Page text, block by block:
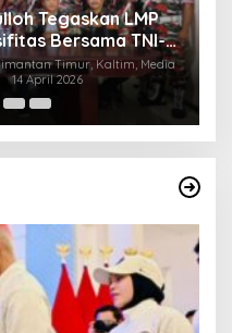
Tegaskan LMP
Bersama TNI-
Timur, Kaltim, Media
14 April 2026